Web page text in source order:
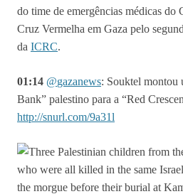
do time de emergências médicas do
Cruz Vermelha em Gaza pelo
da ICRC.
01:14 @gazanews: Souktel montou
Bank” palestino para a “Red
http://snurl.com/9a31l